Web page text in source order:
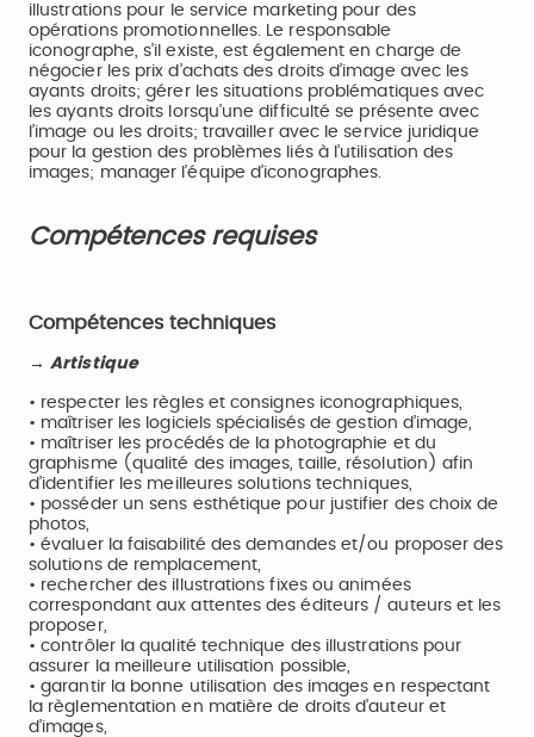
illustrations pour le service marketing pour des
opérations promotionnelles. Le responsable
iconographe, s’il existe, est également en charge de
négocier les prix d’achats des droits d’image avec les
ayants droits; gérer les situations problématiques avec
les ayants droits lorsqu’une difficulté se présente avec
l’image ou les droits; travailler avec le service juridique
pour la gestion des problèmes liés à l’utilisation des
images; manager l’équipe d’iconographes.
Compétences requises
Compétences techniques
→ Artistique
• respecter les règles et consignes iconographiques,
• maîtriser les logiciels spécialisés de gestion d’image,
• maîtriser les procédés de la photographie et du
graphisme (qualité des images, taille, résolution) afin
d’identifier les meilleures solutions techniques,
• posséder un sens esthétique pour justifier des choix de
photos,
• évaluer la faisabilité des demandes et/ou proposer des
solutions de remplacement,
• rechercher des illustrations fixes ou animées
correspondant aux attentes des éditeurs / auteurs et les
proposer,
• contrôler la qualité technique des illustrations pour
assurer la meilleure utilisation possible,
• garantir la bonne utilisation des images en respectant
la règlementation en matière de droits d’auteur et
d’images,